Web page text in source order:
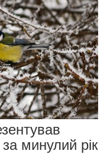
минулий рік